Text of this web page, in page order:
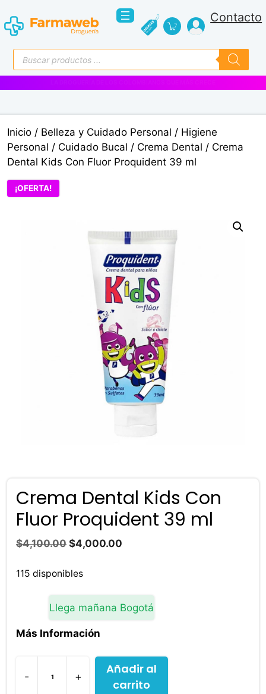
al
contenido
Contacto
Búsqueda
de
productos
Inicio / Belleza y Cuidado Personal / Higiene
Personal / Cuidado Bucal / Crema Dental / Crema
Dental Kids Con Fluor Proquident 39 ml
¡OFERTA!
Crema Dental Kids Con
Fluor Proquident 39 ml
$4,100.00 El
original
$4,100.00.
$4,000.00
$4,000.00.
115 disponibles
Llega mañana Bogotá
Más Información
-
Crema
+
Añadir al
carrito